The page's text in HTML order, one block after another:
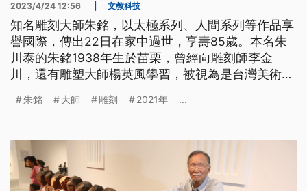
2023/4/24 12:56 文教科技
知名雕刻大師朱銘，以太極系列、人間系列等作品享
譽國際，傳出22日在家中過世，享壽85歲。本名朱
川泰的朱銘1938年生於苗栗，曾經向雕刻師李金
川，還有雕塑大師楊英風學習，被視為是台灣美術鄉
耘，榮獲海內外多項大獎肯定。1999年更在新北市
息一出，也讓政治、文化各界一片哀悼。
朱銘 大師 雕刻 2021年 ...